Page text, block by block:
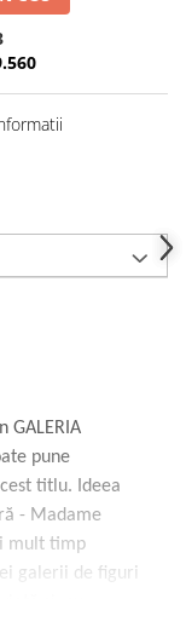
GALERIA
pune
titlu. Ideea
- Madame
mult timp
galerii de figuri